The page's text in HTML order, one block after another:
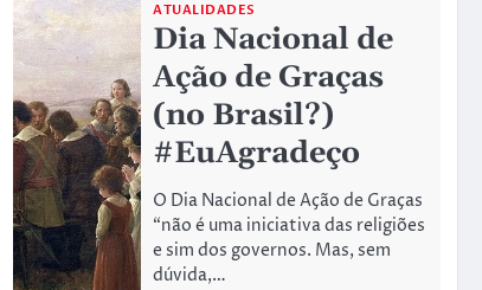
ATUALIDADES
Dia Nacional de
Ação de Graças
(no Brasil?)
#EuAgradeço
O Dia Nacional de Ação de Graças
“não é uma iniciativa das religiões
e sim dos governos. Mas, sem
dúvida,…